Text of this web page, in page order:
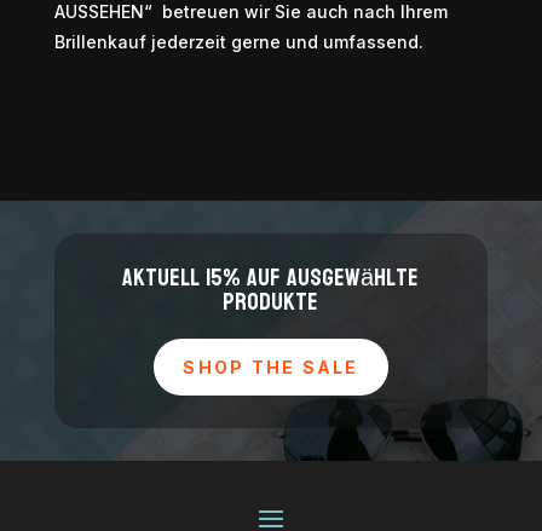
AUSSEHEN“ betreuen wir Sie auch nach Ihrem
Brillenkauf jederzeit gerne und umfassend.
Aktuell 15% auf ausgewählte
Produkte
SHOP THE SALE